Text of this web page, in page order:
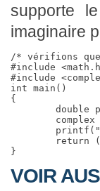
supporte
imaginaire
/* vérifions
#include <math.h>	/* pour
#include
int main()
{
double
VOIR